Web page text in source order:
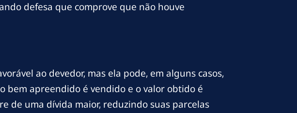
defesa que comprove que não houve
ao devedor, mas ela pode, em alguns casos,
bem apreendido é vendido e o valor obtido é
de uma dívida maior, reduzindo suas parcelas